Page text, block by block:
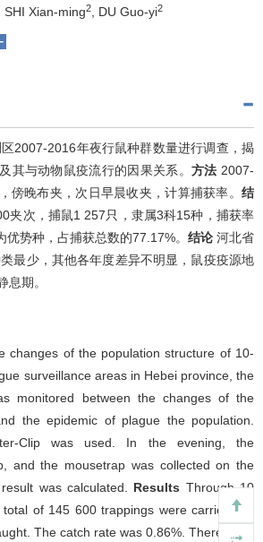
, SHI Xian-ming2 , DU Guo-yi2
2007-2016年夜行鼠种群数量进行调查，揭
其与动物鼠疫流行的因果关系。方法 2007-
傍晚布夹，次日早晨收夹，计算捕获率。 结
夹次，捕鼠1 257只，隶属3科15种，捕获率
势种，占捕获总数的77.17%。 结论 河北省
最少，其他各年度差异不明显，鼠疫疫源地
息期。
changes of the population structure of 10-
surveillance areas in Hebei province, the
monitored between the changes of the
the epidemic of plague the population.
Clip was used. In the evening, the
and the mousetrap was collected on the
was calculated. Results Through 10
of 145 600 trappings were carried out
The catch rate was 0.86%. There were